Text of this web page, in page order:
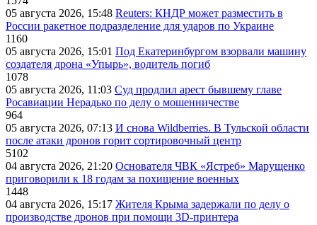
05 августа 2026, 15:48 Reuters: КНДР может разместить в
России ракетное подразделение для ударов по Украине
1160
05 августа 2026, 15:01 Под Екатеринбургом взорвали машину
создателя дрона «Упырь», водитель погиб
1078
05 августа 2026, 11:03 Суд продлил арест бывшему главе
Росавиации Нерадько по делу о мошенничестве
964
05 августа 2026, 07:13 И снова Wildberries. В Тульской области
после атаки дронов горит сортировочный центр
5102
04 августа 2026, 21:20 Основателя ЧВК «Ястреб» Марущенко
приговорили к 18 годам за похищение военных
1448
04 августа 2026, 15:17 Жителя Крыма задержали по делу о
производстве дронов при помощи 3D‑принтера